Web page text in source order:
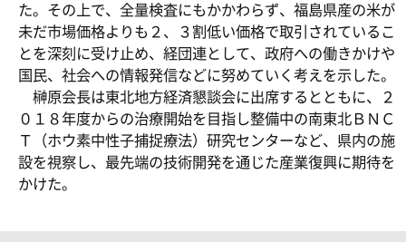
た。その上で、全量検査にもかかわらず、福島県産の米が
未だ市場価格よりも２、３割低い価格で取引されているこ
とを深刻に受け止め、経団連として、政府への働きかけや
国民、社会への情報発信などに努めていく考えを示した。
榊原会長は東北地方経済懇談会に出席するとともに、２
０１８年度からの治療開始を目指し整備中の南東北ＢＮＣ
Ｔ（ホウ素中性子捕捉療法）研究センターなど、県内の施
設を視察し、最先端の技術開発を通じた産業復興に期待を
かけた。